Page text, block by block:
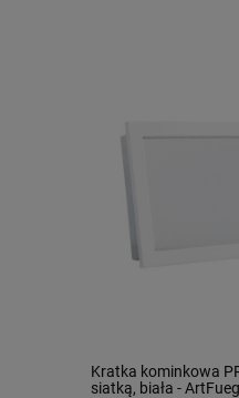
Kratka kominkowa
siatką, biała -